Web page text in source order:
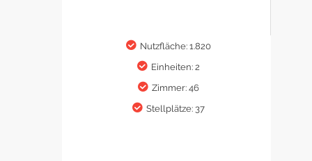
Nutzfläche: 1.820
Einheiten: 2
Zimmer: 46
Stellplätze: 37